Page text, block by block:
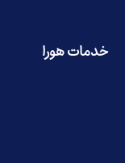
خدمات هورا